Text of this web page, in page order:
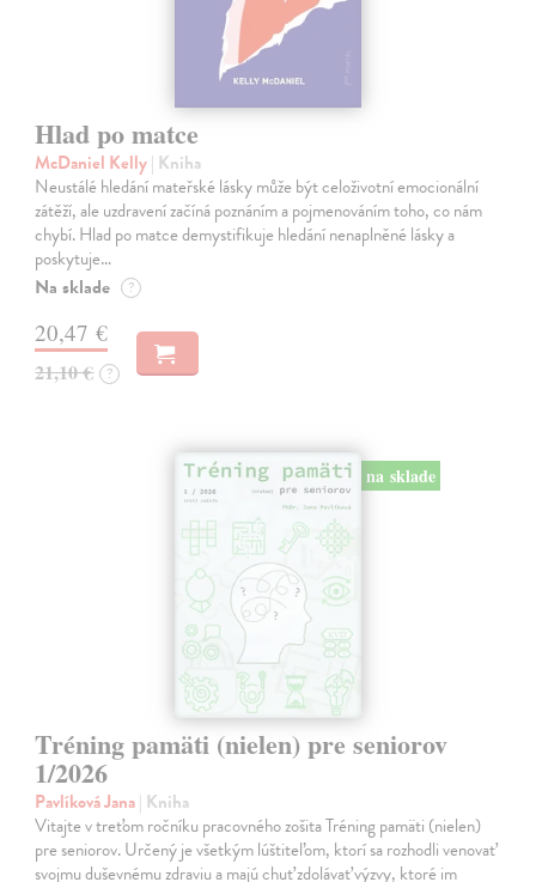
Hlad po matce
McDaniel Kelly| Kniha
Neustálé hledání mateřské lásky může být celoživotní emocionální
zátěží, ale uzdravení začíná poznáním a pojmenováním toho, co nám
chybí. Hlad po matce demystifikuje hledání nenaplněné lásky a
poskytuje…
Na sklade ?
20,47 €
21,10 € ?
na sklade
Tréning pamäti (nielen) pre seniorov
1/2026
Pavlíková Jana| Kniha
Vitajte v treťom ročníku pracovného zošita Tréning pamäti (nielen)
pre seniorov. Určený je všetkým lúštiteľom, ktorí sa rozhodli venovať
svojmu duševnému zdraviu a majú chuť zdolávať výzvy, ktoré im